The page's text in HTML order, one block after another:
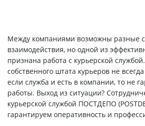
Между компаниями возможны разные
взаимодействия, но одной из
признана работа с курьерской
собственного штата курьеров не
если служба и есть в компании, то не
работы. Выход из ситуации?
курьерской службой ПОСТДЕПО
гарантируем оперативность и